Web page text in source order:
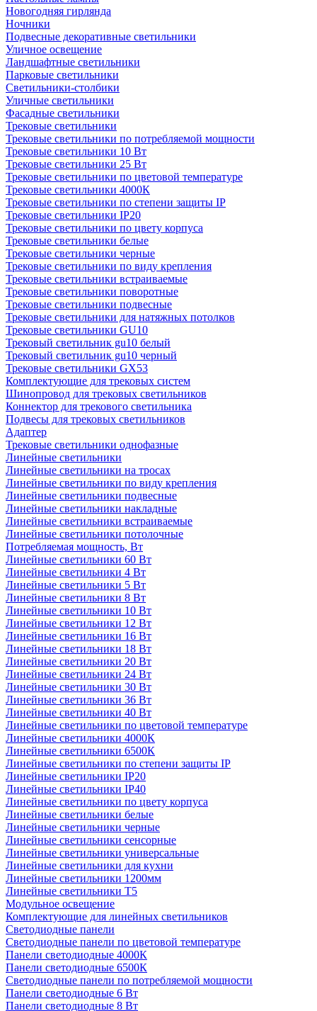
Новогодняя гирлянда
Ночники
Подвесные декоративные светильники
Уличное освещение
Ландшафтные светильники
Парковые светильники
Светильники-столбики
Уличные светильники
Фасадные светильники
Трековые светильники
Трековые светильники по потребляемой мощности
Трековые светильники 10 Вт
Трековые светильники 25 Вт
Трековые светильники по цветовой температуре
Трековые светильники 4000К
Трековые светильники по степени защиты IP
Трековые светильники IP20
Трековые светильники по цвету корпуса
Трековые светильники белые
Трековые светильники черные
Трековые светильники по виду крепления
Трековые светильники встраиваемые
Трековые светильники поворотные
Трековые светильники подвесные
Трековые светильники для натяжных потолков
Трековые светильники GU10
Трековый светильник gu10 белый
Трековый светильник gu10 черный
Трековые светильники GX53
Комплектующие для трековых систем
Шинопровод для трековых светильников
Коннектор для трекового светильника
Подвесы для трековых светильников
Адаптер
Трековые светильники однофазные
Линейные светильники
Линейные светильники на тросах
Линейные светильники по виду крепления
Линейные светильники подвесные
Линейные светильники накладные
Линейные светильники встраиваемые
Линейные светильники потолочные
Потребляемая мощность, Вт
Линейные светильники 60 Вт
Линейные светильники 4 Вт
Линейные светильники 5 Вт
Линейные светильники 8 Вт
Линейные светильники 10 Вт
Линейные светильники 12 Вт
Линейные светильники 16 Вт
Линейные светильники 18 Вт
Линейные светильники 20 Вт
Линейные светильники 24 Вт
Линейные светильники 30 Вт
Линейные светильники 36 Вт
Линейные светильники 40 Вт
Линейные светильники по цветовой температуре
Линейные светильники 4000К
Линейные светильники 6500К
Линейные светильники по степени защиты IP
Линейные светильники IP20
Линейные светильники IP40
Линейные светильники по цвету корпуса
Линейные светильники белые
Линейные светильники черные
Линейные светильники сенсорные
Линейные светильники универсальные
Линейные светильники для кухни
Линейные светильники 1200мм
Линейные светильники Т5
Модульное освещение
Комплектующие для линейных светильников
Светодиодные панели
Светодиодные панели по цветовой температуре
Панели светодиодные 4000К
Панели светодиодные 6500К
Светодиодные панели по потребляемой мощности
Панели светодиодные 6 Вт
Панели светодиодные 8 Вт